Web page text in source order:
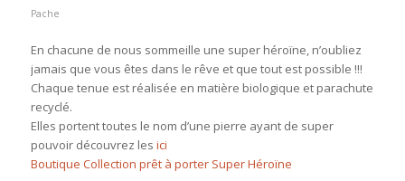
Pache
En chacune de nous sommeille une super héroïne, n’oubliez
jamais que vous êtes dans le rêve et que tout est possible !!!
Chaque tenue est réalisée en matière biologique et parachute
recyclé.
Elles portent toutes le nom d’une pierre ayant de super
pouvoir découvrez les ici
Boutique Collection prêt à porter Super Héroïne